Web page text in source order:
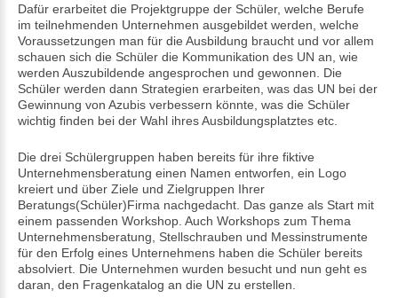
Dafür erarbeitet die Projektgruppe der Schüler, welche Berufe
im teilnehmenden Unternehmen ausgebildet werden, welche
Voraussetzungen man für die Ausbildung braucht und vor allem
schauen sich die Schüler die Kommunikation des UN an, wie
werden Auszubildende angesprochen und gewonnen. Die
Schüler werden dann Strategien erarbeiten, was das UN bei der
Gewinnung von Azubis verbessern könnte, was die Schüler
wichtig finden bei der Wahl ihres Ausbildungsplatztes etc.
Die drei Schülergruppen haben bereits für ihre fiktive
Unternehmensberatung einen Namen entworfen, ein Logo
kreiert und über Ziele und Zielgruppen Ihrer
Beratungs(Schüler)Firma nachgedacht. Das ganze als Start mit
einem passenden Workshop. Auch Workshops zum Thema
Unternehmensberatung, Stellschrauben und Messinstrumente
für den Erfolg eines Unternehmens haben die Schüler bereits
absolviert. Die Unternehmen wurden besucht und nun geht es
daran, den Fragenkatalog an die UN zu erstellen.